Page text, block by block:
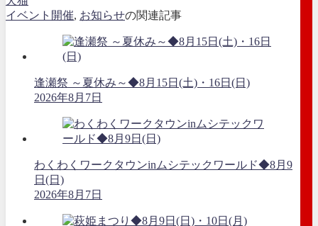
イベント開催, お知らせの関連記事
逢瀬祭 ～夏休み～◆8月15日(土)・16日(日)
2026年8月7日
わくわくワークタウンinムシテックワールド◆8月9
日(日)
2026年8月7日